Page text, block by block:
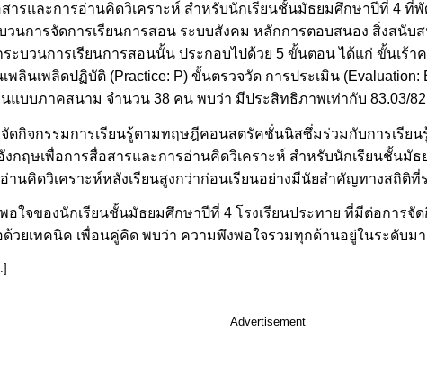
ารและการอ่านคิดวิเคราะห์ สำหรับนักเรียนชั้นมัธยมศึกษาปีที่ 4 ที่
นการจัดการเรียนการสอน ระบบสังคม หลักการตอบสนอง สิ่งสนับ
ะบวนการเรียนการสอนนั้น ประกอบไปด้วย 5 ขั้นตอน ได้แก่ ขั้นเร้า
พลินเพลิดปฏิบัติ (Practice: P) ขั้นตรวจวัด การประเมิน
นแบบภาคสนาม จำนวน 38 คน พบว่า มีประสิทธิภาพเท่ากับ 83.03/
ดกิจกรรมการเรียนรู้ตามทฤษฎีคอนสตรัคชั่นนิสซึ่มร่วมกับการเรียน
กฤษเพื่อการสื่อสารและการอ่านคิดวิเคราะห์ สำหรับนักเรียนชั้นมั
านคิดวิเคราะห์หลังเรียนสูงกว่าก่อนเรียนอย่างมีนัยสำคัญทางสถิติที่
อใจของนักเรียนชั้นมัธยมศึกษาปีที่ 4 โรงเรียนประทาย ที่มีต่อการ
วยเทคนิค เพื่อนคู่คิด พบว่า ความพึงพอใจรวมทุกด้านอยู่ในระดับม
Advertisement